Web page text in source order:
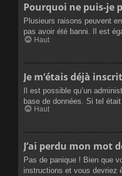
Pourquoi ne puis-je
Plusieurs raisons peuvent
pas avoir été banni. Il est
Haut
Je m’étais déjà
Il est possible qu’un
base de données. Si tel
Haut
J’ai perdu mon mot
Pas de panique ! Bien que
instructions et vous devriez